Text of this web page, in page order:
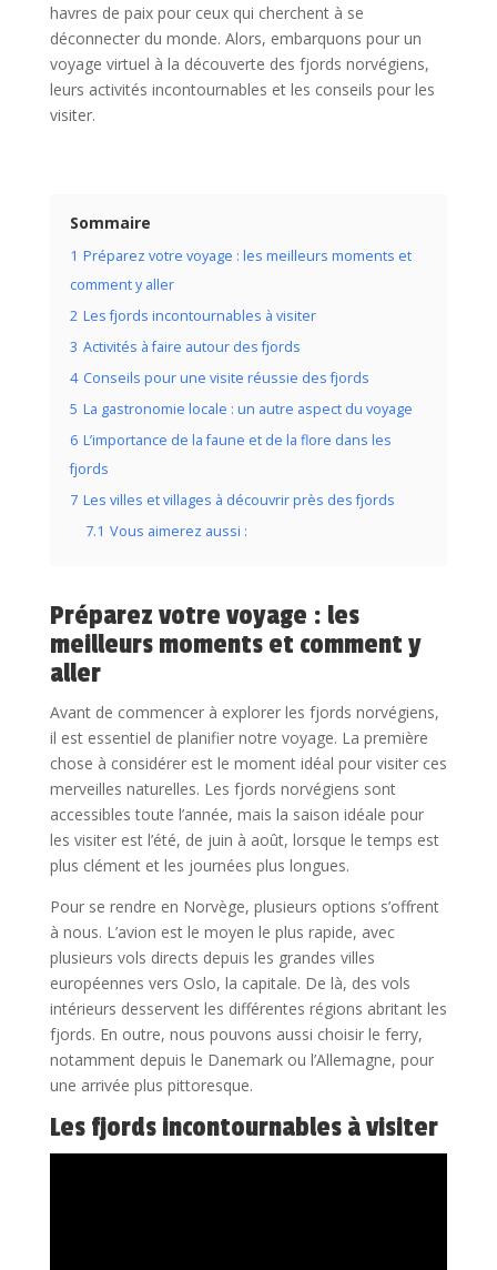
havres de paix pour ceux qui cherchent à se
déconnecter du monde. Alors, embarquons pour un
voyage virtuel à la découverte des fjords norvégiens,
leurs activités incontournables et les conseils pour les
visiter.
Sommaire
1 Préparez votre voyage : les meilleurs moments et
comment y aller
2 Les fjords incontournables à visiter
3 Activités à faire autour des fjords
4 Conseils pour une visite réussie des fjords
5 La gastronomie locale : un autre aspect du voyage
6 L’importance de la faune et de la flore dans les
fjords
7 Les villes et villages à découvrir près des fjords
7.1 Vous aimerez aussi :
Préparez votre voyage : les
meilleurs moments et comment y
aller
Avant de commencer à explorer les fjords norvégiens,
il est essentiel de planifier notre voyage. La première
chose à considérer est le moment idéal pour visiter ces
merveilles naturelles. Les fjords norvégiens sont
accessibles toute l’année, mais la saison idéale pour
les visiter est l’été, de juin à août, lorsque le temps est
plus clément et les journées plus longues.
Pour se rendre en Norvège, plusieurs options s’offrent
à nous. L’avion est le moyen le plus rapide, avec
plusieurs vols directs depuis les grandes villes
européennes vers Oslo, la capitale. De là, des vols
intérieurs desservent les différentes régions abritant les
fjords. En outre, nous pouvons aussi choisir le ferry,
notamment depuis le Danemark ou l’Allemagne, pour
une arrivée plus pittoresque.
Les fjords incontournables à visiter